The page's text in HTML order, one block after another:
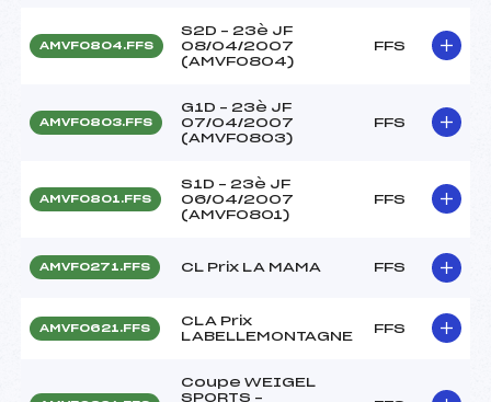
AMVF0804.FFS
S2D – 23è JF
08/04/2007
(AMVF0804)
FFS
AMVF0803.FFS
G1D – 23è JF
07/04/2007
(AMVF0803)
FFS
AMVF0801.FFS
S1D – 23è JF
06/04/2007
(AMVF0801)
FFS
AMVF0271.FFS CL Prix LA MAMA FFS
AMVF0621.FFS
CLA Prix
LABELLEMONTAGNE
FFS
Coupe WEIGEL
SPORTS –